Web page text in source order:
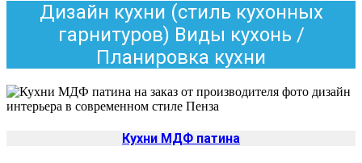
Дизайн кухни (стиль кухонных
гарнитуров) Виды кухонь /
Планировка кухни
Кухни МДФ патина